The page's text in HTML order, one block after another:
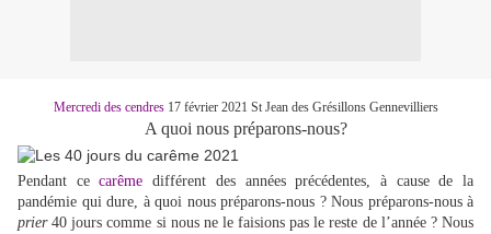
Mercredi des cendres17 février 2021 St Jean des Grésillons Gennevilliers
A quoi nous préparons-nous?
Pendant cecarêmedifférent des années précédentes, à cause de la
pandémie qui dure, à quoi nous préparons-nous ? Nous préparons-nous à
prier40 jours comme si nous ne le faisions pas le reste de l’année ? Nous